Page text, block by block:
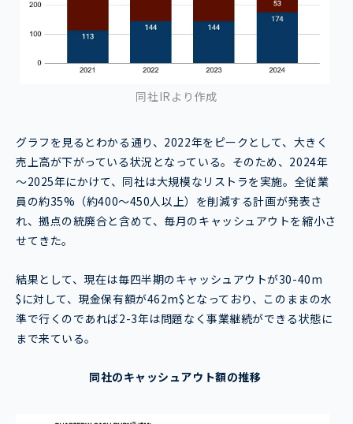
同社IRより作成
グラフを見るとわかる通り、2022年をピークとして、大きく
売上高が下がっている状況となっている。そのため、2024年
～2025年にかけて、同社は大規模なリストラを実施。全従業
員の約35%（約400〜450人以上）を削減する計画が発表さ
れ、拠点の統廃合と含めて、毎月のキャッシュアウトを縮小さ
せてきた。
結果として、現在は毎四半期のキャッシュアウトが30-40m
$に対して、現金保有額が462m$となっており、このままの水
準で行くのであれば2-3年は問題なく事業継続ができる状態に
まで来ている。
同社のキャッシュアウト額の推移